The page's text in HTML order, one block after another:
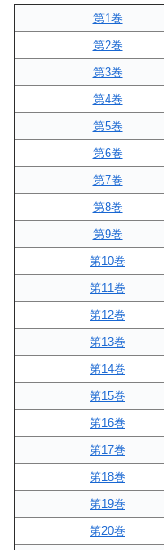
第1巻
第2巻
第3巻
第4巻
第5巻
第6巻
第7巻
第8巻
第9巻
第10巻
第11巻
第12巻
第13巻
第14巻
第15巻
第16巻
第17巻
第18巻
第19巻
第20巻